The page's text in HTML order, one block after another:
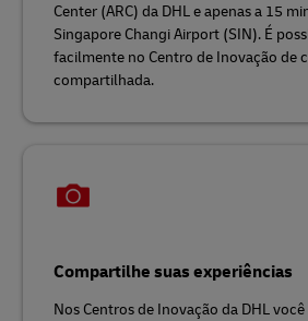
Center (ARC) da DHL e apenas a 15
Singapore Changi Airport (SIN). É
facilmente no Centro de Inovação de
compartilhada.
Compartilhe suas experiências
Nos Centros de Inovação da DHL